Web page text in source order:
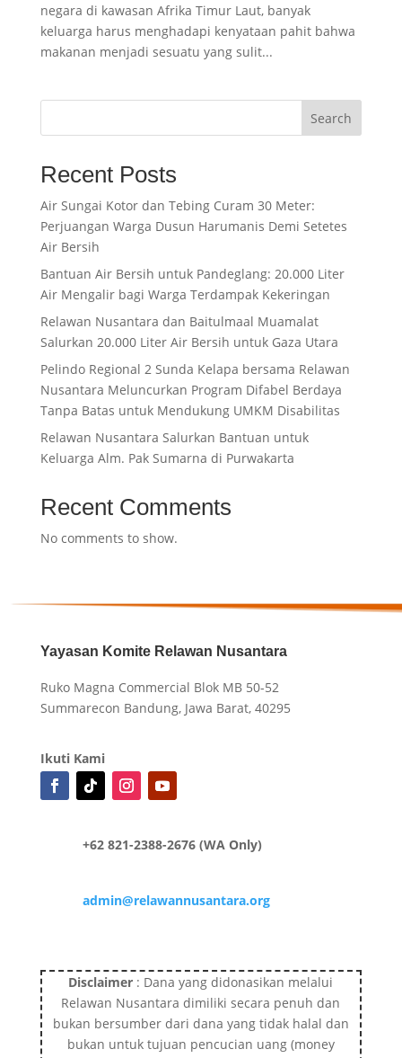
negara di kawasan Afrika Timur Laut, banyak
keluarga harus menghadapi kenyataan pahit bahwa
makanan menjadi sesuatu yang sulit...
Search
Recent Posts
Air Sungai Kotor dan Tebing Curam 30 Meter:
Perjuangan Warga Dusun Harumanis Demi Setetes
Air Bersih
Bantuan Air Bersih untuk Pandeglang: 20.000 Liter
Air Mengalir bagi Warga Terdampak Kekeringan
Relawan Nusantara dan Baitulmaal Muamalat
Salurkan 20.000 Liter Air Bersih untuk Gaza Utara
Pelindo Regional 2 Sunda Kelapa bersama Relawan
Nusantara Meluncurkan Program Difabel Berdaya
Tanpa Batas untuk Mendukung UMKM Disabilitas
Relawan Nusantara Salurkan Bantuan untuk
Keluarga Alm. Pak Sumarna di Purwakarta
Recent Comments
No comments to show.
Yayasan Komite Relawan Nusantara
Ruko Magna Commercial Blok MB 50-52
Summarecon Bandung, Jawa Barat, 40295
Ikuti Kami
+62 821-2388-2676 (WA Only)
admin@relawannusantara.org
Disclaimer : Dana yang didonasikan melalui
Relawan Nusantara dimiliki secara penuh dan
bukan bersumber dari dana yang tidak halal dan
bukan untuk tujuan pencucian uang (money